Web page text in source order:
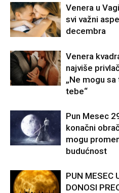
Venera u
svi važni
decembra
Venera
najviše
„Ne mogu
tebe“
Pun Mesec
konačni
mogu
budućnost
PUN MESEC
DONOSI